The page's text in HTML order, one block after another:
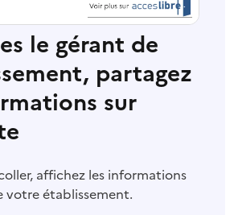
le gérant de
partagez
sur
affichez les informations
votre établissement.